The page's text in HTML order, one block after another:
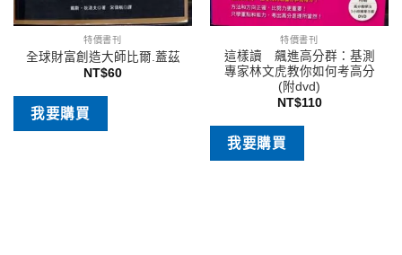
特價書刊
全球財富創造大師比爾.蓋茲
NT$60
我要購買
特價書刊
這樣讀 飆進高分群：基測
專家林文虎教你如何考高分
(附dvd)
NT$110
我要購買